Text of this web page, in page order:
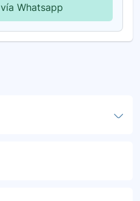
Whatsapp